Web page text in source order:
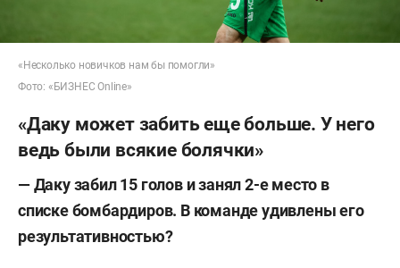
«Несколько новичков нам бы помогли»
Фото: «БИЗНЕС Online»
«Даку может забить еще больше. У него
ведь были всякие болячки»
— Даку забил 15 голов и занял 2-е место в
списке бомбардиров. В команде удивлены его
результативностью?